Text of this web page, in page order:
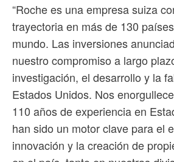
“Roche es una empresa suiza
trayectoria en más de 130
mundo. Las inversiones
nuestro compromiso a largo
investigación, el desarrollo y la
Estados Unidos. Nos
110 años de experiencia en
han sido un motor clave para el
innovación y la creación de